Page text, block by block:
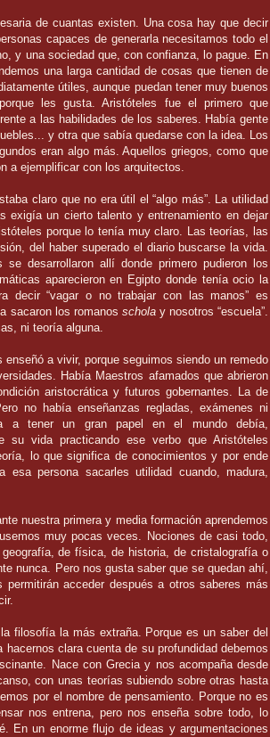
de cuantas existen. Una cosa hay que decir
capaces de generarla necesitamos todo el
y una sociedad que, con confianza, lo pague. En
una larga cantidad de cosas que tienen de
útiles, aunque puedan tener muy buenos
les
gusta. Aristóteles fue el primero que
a las habilidades de los saberes. Había gente
... y otra que sabía quedarse con la idea. Los
eran algo más. Aquellos griegos, como que
a ejemplificar con los arquitectos.
claro que no era útil el “algo más”. La utilidad
exigía un cierto talento y entrenamiento en dejar
porque lo tenía muy claro. Las teorías, las
del haber superado el diario buscarse la vida.
se desarrollaron allí donde primero pudieron los
aparecieron en Egipto donde tenía ocio la
decir “vagar o no trabajar con las manos” es
sacaron los romanos schola y nosotros “escuela”.
ni teoría alguna.
enseñó a vivir, porque seguimos siendo un remedo
Había Maestros afamados que abrieron
aristocrática y futuros gobernantes. La de
no había enseñanzas regladas, exámenes ni
a tener un gran papel en el mundo debía,
su vida practicando ese verbo que Aristóteles
lo que significa de conocimientos y por ende
esa persona sacarles utilidad cuando, madura,
nuestra primera y media formación aprendemos
muy pocas veces. Nociones de casi todo,
de física, de historia, de cristalografía o
nunca. Pero nos gusta saber que se quedan ahí,
permitirán acceder después a otros saberes más
filosofía la más extraña. Porque es un saber del
clara cuenta de su profundidad debemos
Nace con Grecia y nos acompaña desde
con unas teorías subiendo sobre otras hasta
por el nombre de pensamiento. Porque no es
nos entrena, pero nos enseña sobre todo, lo
En un enorme flujo de ideas y argumentaciones